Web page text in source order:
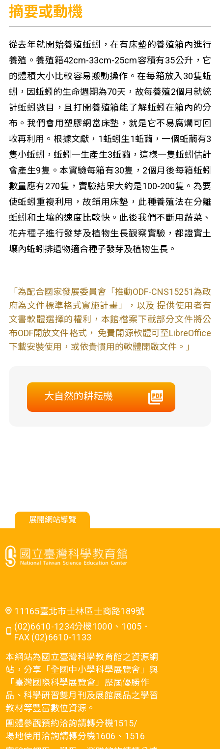
摘要或動機
從去年就開始養殖蚯蚓，在有床墊的養殖箱內進行
養殖。養殖箱42cm-33cm-25cm容積有35公升，它
的體積大小比較容易搬動操作。在每箱放入30隻蚯
蚓，因蚯蚓的生命週期為70天，故每養殖2個月就統
計蚯蚓數目，且打開養殖箱能了解蚯蚓在箱內的分
布。我們會用塑膠網當床墊，就是它不易腐爛可回
收再利用。根據文獻，1蚯蚓生1蚯繭，一個蚯繭有3
隻小蚯蚓，蚯蚓一生產生3蚯繭，這樣一隻蚯蚓估計
會產生9隻。本實驗每箱有30隻，2個月後每箱蚯蚓
數量應有270隻，實驗結果大約是100-200隻。為要
使蚯蚓重複利用，故鋪用床墊，此種養殖法在分離
蚯蚓和土壤的速度比較快。此後我們不斷用蔬菜、
花卉種子進行發芽及植物生長觀察實驗，都證實土
壤內蚯蚓排遺物適合種子發芽及植物生長。
「為配合國家發展委員會「推動ODF-CNS15251為政
府為文件標準格式實施計畫」，以及 提供使用者有
文書軟體選擇的權利，本館檔案下載部分文件將公
布ODF開放文件格式， 免費開源軟體可至LibreOffice
下載安裝使用，或依貴慣用的軟體開啟文件。」
大自然的耕耘機
展開網站導覽
11165臺北市士林區士商路189號
(02)6610-1234分機1000、1005．
FAX (02)6610-1133
本網站為國立臺灣科學教育館之資源網
站，分享「全國中小學科學展覽會」與
「臺灣國際科學展覽會」歷屆優勝作
品、科學研習雙月刊及展館展品之學習
教材等豐富數位資源。
團體參觀預約洽詢請轉分機1515/
場地使用洽詢請轉分機1606、1516